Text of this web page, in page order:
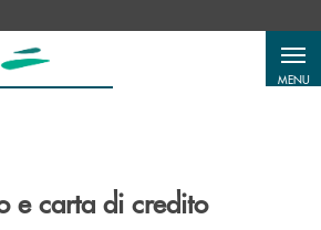
MENU
e carta di credito